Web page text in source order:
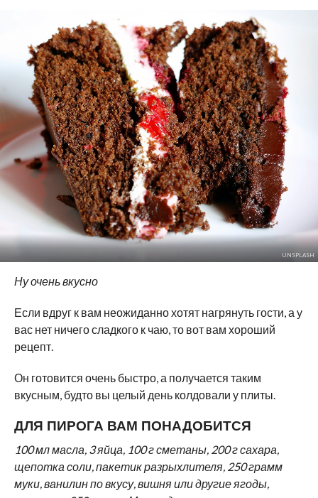
UNSPLASH
Ну очень вкусно
Если вдруг к вам неожиданно хотят нагрянуть гости, а у
вас нет ничего сладкого к чаю, то вот вам хороший
рецепт.
Он готовится очень быстро, а получается таким
вкусным, будто вы целый день колдовали у плиты.
ДЛЯ ПИРОГА ВАМ ПОНАДОБИТСЯ
100 мл масла, 3 яйца, 100 г сметаны, 200 г сахара,
щепотка соли, пакетик разрыхлителя, 250 грамм
муки, ванилин по вкусу, вишня или другие ягоды,